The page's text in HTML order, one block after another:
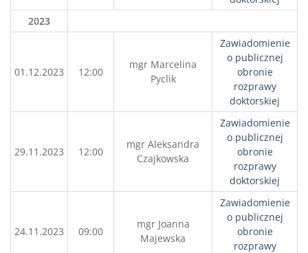
2023
01.12.2023 12:00
mgr Marcelina
Pyclik
Zawiadomienie
o publicznej
obronie
rozprawy
doktorskiej
29.11.2023 12:00
mgr Aleksandra
Czajkowska
Zawiadomienie
o publicznej
obronie
rozprawy
doktorskiej
24.11.2023 09:00
mgr Joanna
Majewska
Zawiadomienie
o publicznej
obronie
rozprawy